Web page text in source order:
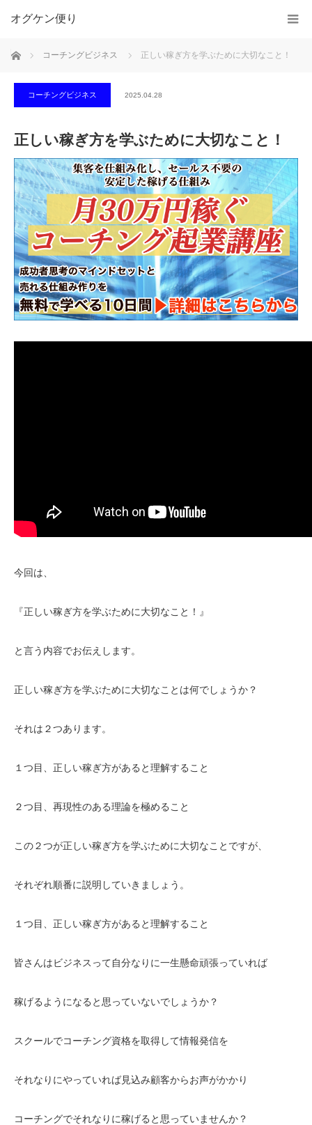
オグケン便り
ホーム コーチングビジネス 正しい稼ぎ方を学ぶために大切なこと！
コーチングビジネス 2025.04.28
正しい稼ぎ方を学ぶために大切なこと！
今回は、
『正しい稼ぎ方を学ぶために大切なこと！』
と言う内容でお伝えします。
正しい稼ぎ方を学ぶために大切なことは何でしょうか？
それは２つあります。
１つ目、正しい稼ぎ方があると理解すること
２つ目、再現性のある理論を極めること
この２つが正しい稼ぎ方を学ぶために大切なことですが、
それぞれ順番に説明していきましょう。
１つ目、正しい稼ぎ方があると理解すること
皆さんはビジネスって自分なりに一生懸命頑張っていれば
稼げるようになると思っていないでしょうか？
スクールでコーチング資格を取得して情報発信を
それなりにやっていれば見込み顧客からお声がかかり
コーチングでそれなりに稼げると思っていませんか？